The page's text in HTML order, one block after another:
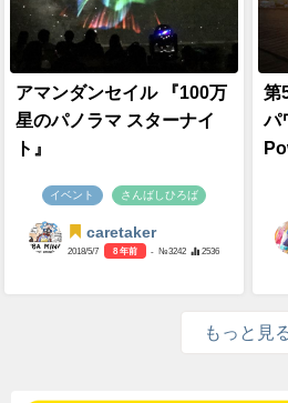
アマンダンセイル 『100万
星のパノラマ スターナイ
ト』
イベント さんばしひろば
caretaker
2018/5/7 8 年前 - №3242 2536
第
パ
もっと見